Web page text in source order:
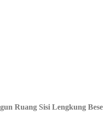
Ruang Sisi Lengkung